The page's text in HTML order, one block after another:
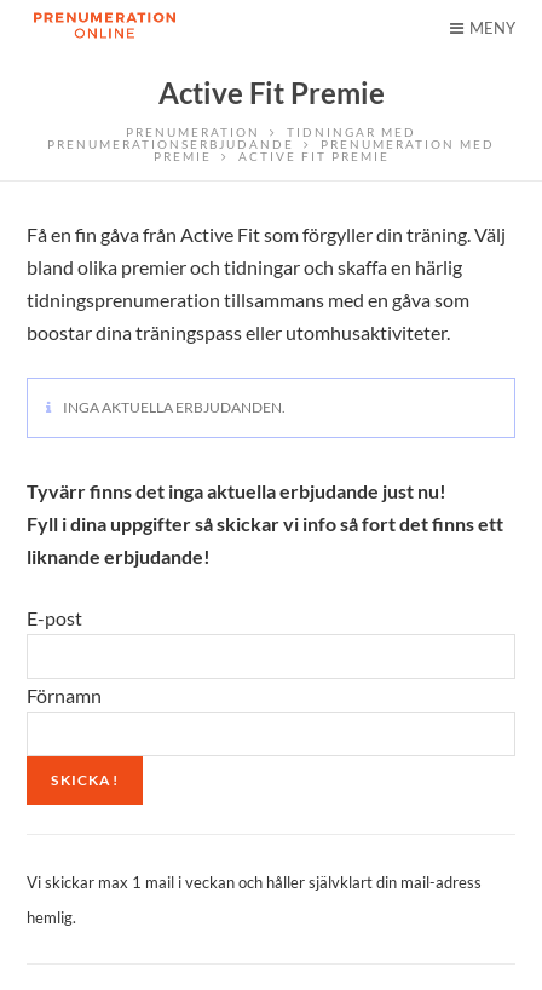
MENY
Active Fit Premie
PRENUMERATION
TIDNINGAR MED
PRENUMERATIONSERBJUDANDE
PRENUMERATION MED
PREMIE
ACTIVE FIT PREMIE
Få en fin gåva från Active Fit som förgyller din träning. Välj
bland olika premier och tidningar och skaffa en härlig
tidningsprenumeration tillsammans med en gåva som
boostar dina träningspass eller utomhusaktiviteter.
INGA AKTUELLA ERBJUDANDEN.
Tyvärr finns det inga aktuella erbjudande just nu!
Fyll i dina uppgifter så skickar vi info så fort det finns ett
liknande erbjudande!
E-post
Förnamn
Vi skickar max 1 mail i veckan och håller självklart din mail-adress
hemlig.